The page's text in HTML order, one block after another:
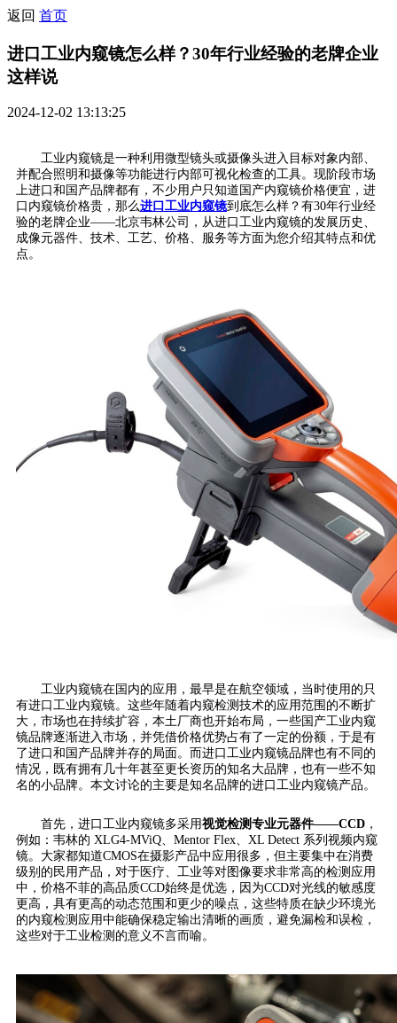
返回 首页
进口工业内窥镜怎么样？30年行业经验的老牌企业
这样说
2024-12-02 13:13:25
工业内窥镜是一种利用微型镜头或摄像头进入目标对象内部、
并配合照明和摄像等功能进行内部可视化检查的工具。现阶段市场
上进口和国产品牌都有，不少用户只知道国产内窥镜价格便宜，进
口内窥镜价格贵，那么进口工业内窥镜到底怎么样？有30年行业经
验的老牌企业——北京韦林公司，从进口工业内窥镜的发展历史、
成像元器件、技术、工艺、价格、服务等方面为您介绍其特点和优
点。
工业内窥镜在国内的应用，最早是在航空领域，当时使用的只
有进口工业内窥镜。这些年随着内窥检测技术的应用范围的不断扩
大，市场也在持续扩容，本土厂商也开始布局，一些国产工业内窥
镜品牌逐渐进入市场，并凭借价格优势占有了一定的份额，于是有
了进口和国产品牌并存的局面。而进口工业内窥镜品牌也有不同的
情况，既有拥有几十年甚至更长资历的知名大品牌，也有一些不知
名的小品牌。本文讨论的主要是知名品牌的进口工业内窥镜产品。
首先，进口工业内窥镜多采用视觉检测专业元器件——CCD ，
例如：韦林的 XLG4-MViQ、Mentor Flex、XL Detect 系列视频内窥
镜。大家都知道CMOS在摄影产品中应用很多，但主要集中在消费
级别的民用产品，对于医疗、工业等对图像要求非常高的检测应用
中，价格不菲的高品质CCD始终是优选，因为CCD对光线的敏感度
更高，具有更高的动态范围和更少的噪点，这些特质在缺少环境光
的内窥检测应用中能确保稳定输出清晰的画质，避免漏检和误检，
这些对于工业检测的意义不言而喻。